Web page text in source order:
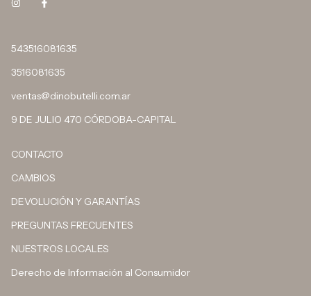
543516081635
3516081635
ventas@dinobutelli.com.ar
9 DE JULIO 470 CÓRDOBA-CAPITAL
CONTACTO
CAMBIOS
DEVOLUCIÓN Y GARANTÍAS
PREGUNTAS FRECUENTES
NUESTROS LOCALES
Derecho de Información al Consumidor